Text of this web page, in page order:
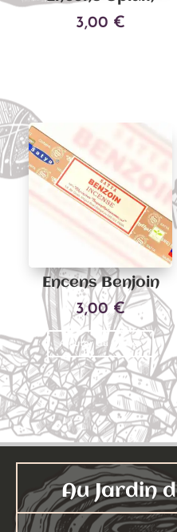
3,00 €
Encens Benjoin
3,00 €
Ajouter au panier
Au Jardin